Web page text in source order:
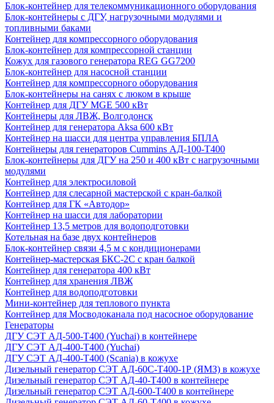
Блок-контейнер для телекоммуникационного оборудования
Блок-контейнеры с ДГУ, нагрузочными модулями и
топливными баками
Контейнер для компрессорного оборудования
Блок-контейнер для компрессорной станции
Кожух для газового генератора REG GG7200
Блок-контейнер для насосной станции
Контейнер для компрессорного оборудования
Блок-контейнеры на санях с люком в крыше
Контейнер для ДГУ MGE 500 кВт
Контейнеры для ЛВЖ, Волгодонск
Контейнер для генератора Aksa 600 кВт
Контейнер на шасси для центра управления БПЛА
Контейнеры для генераторов Cummins АД-100-Т400
Блок-контейнеры для ДГУ на 250 и 400 кВт с нагрузочными
модулями
Контейнер для электросиловой
Контейнер для слесарной мастерской с кран-балкой
Контейнер для ГК «Автодор»
Контейнер на шасси для лаборатории
Контейнер 13,5 метров для водоподготовки
Котельная на базе двух контейнеров
Блок-контейнер связи 4,5 м с кондиционерами
Контейнер-мастерская БКС-2С с кран балкой
Контейнер для генератора 400 кВт
Контейнер для хранения ЛВЖ
Контейнер для водоподготовки
Мини-контейнер для теплового пункта
Контейнер для Мосводоканала под насосное оборудование
Генераторы
ДГУ СЭТ АД-500-Т400 (Yuchai) в контейнере
ДГУ СЭТ АД-400-Т400 (Yuchai)
ДГУ СЭТ АД-400-Т400 (Scania) в кожухе
Дизельный генератор СЭТ АД-60С-Т400-1Р (ЯМЗ) в кожухе
Дизельный генератор СЭТ АД-40-Т400 в контейнере
Дизельный генератор СЭТ АД-600-Т400 в контейнере